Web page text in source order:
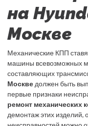
на
Москве
Механические КПП
машины всевозможных
составляющих
Москве должен быть
первые признаки
ремонт механических
демонтаж этих изделий,